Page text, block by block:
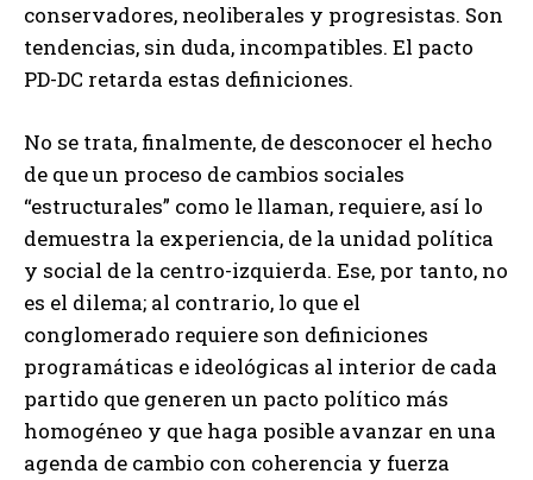
conservadores, neoliberales y progresistas. Son
tendencias, sin duda, incompatibles. El pacto
PD-DC retarda estas definiciones.
No se trata, finalmente, de desconocer el hecho
de que un proceso de cambios sociales
“estructurales” como le llaman, requiere, así lo
demuestra la experiencia, de la unidad política
y social de la centro-izquierda. Ese, por tanto, no
es el dilema; al contrario, lo que el
conglomerado requiere son definiciones
programáticas e ideológicas al interior de cada
partido que generen un pacto político más
homogéneo y que haga posible avanzar en una
agenda de cambio con coherencia y fuerza